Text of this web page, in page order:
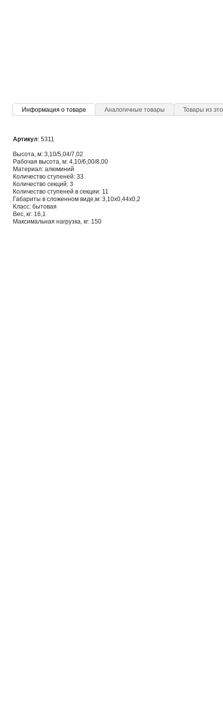
Информация о товаре Аналогичные товары Товары из
Артикул: 5311
Высота, м: 3,10/5,04/7,02
Рабочая высота, м: 4,10/6,00/8,00
Материал: алюминий
Количество ступеней: 33
Количество секций: 3
Количество ступеней в секции: 11
Габариты в сложенном виде,м: 3,10х0,44х0,2
Класс: бытовая
Вес, кг: 16,1
Максимальная нагрузка, кг: 150